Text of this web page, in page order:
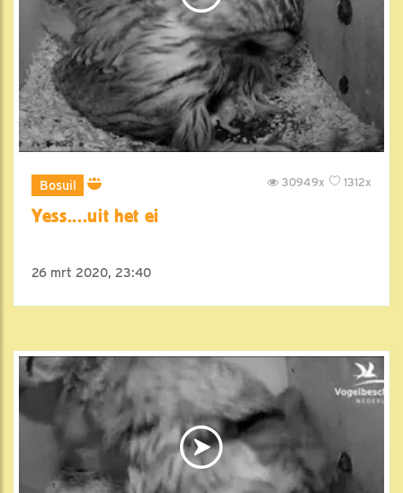
Bosuil 1312x
30949x
Yess....uit het ei
26 mrt 2020, 23:40